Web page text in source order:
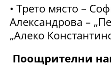
• Трето място –
Александрова –
„Алеко
Поощрителни